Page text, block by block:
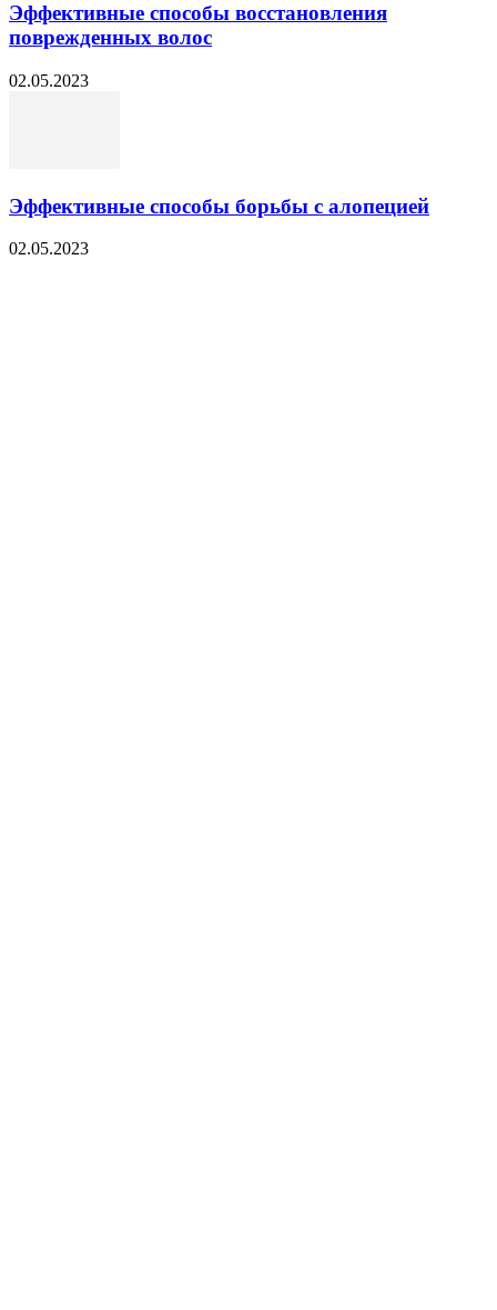
Эффективные способы восстановления
поврежденных волос
02.05.2023
Эффективные способы борьбы с алопецией
02.05.2023